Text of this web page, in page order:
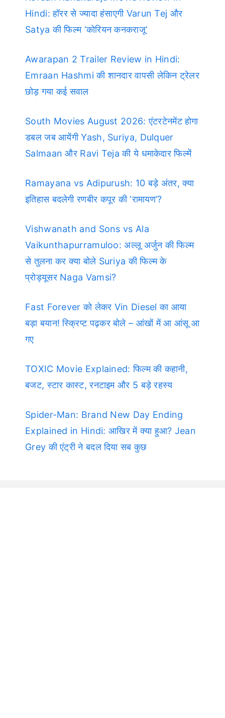
Hindi: हॉरर से ज्यादा हंसाएगी Varun Tej और
Satya की फिल्म ‘कोरियन कनकराजू’
Awarapan 2 Trailer Review in Hindi:
Emraan Hashmi की शानदार वापसी लेकिन ट्रेलर
छोड़ गया कई सवाल
South Movies August 2026: एंटरटेनमेंट होगा
डबल जब आयेंगी Yash, Suriya, Dulquer
Salmaan और Ravi Teja की ये धमाकेदार फिल्में
Ramayana vs Adipurush: 10 बड़े अंतर, क्या
इतिहास बदलेगी रणबीर कपूर की ‘रामायण’?
Vishwanath and Sons vs Ala
Vaikunthapurramuloo: अल्लू अर्जुन की फिल्म
से तुलना कर क्या बोले Suriya की फिल्म के
प्रोड्यूसर Naga Vamsi?
Fast Forever को लेकर Vin Diesel का आया
बड़ा बयान! स्क्रिप्ट पढ़कर बोले – आंखों में आ आंसू आ
गए
TOXIC Movie Explained: फिल्म की कहानी,
बजट, स्टार कास्ट, रनटाइम और 5 बड़े रहस्य
Spider-Man: Brand New Day Ending
Explained in Hindi: आखिर में क्या हुआ? Jean
Grey की एंट्री ने बदल दिया सब कुछ